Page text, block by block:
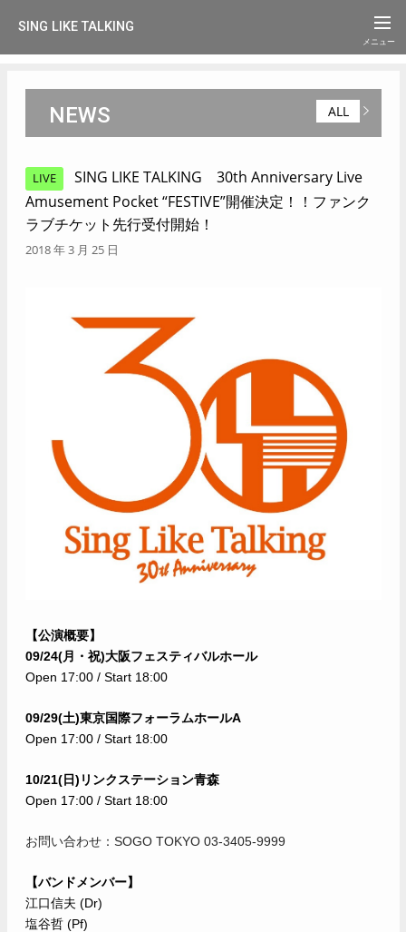
SING LIKE TALKING
NEWS ALL
LIVE
SING LIKE TALKING 30th Anniversary Live
Amusement Pocket “FESTIVE”開催決定！！ファンク
ラブチケット先行受付開始！
2018 年 3 月 25 日
【公演概要】
09/24(月・祝)大阪フェスティバルホール
Open 17:00 / Start 18:00
09/29(土)東京国際フォーラムホールA
Open 17:00 / Start 18:00
10/21(日)リンクステーション青森
Open 17:00 / Start 18:00
お問い合わせ：SOGO TOKYO 03-3405-9999
【バンドメンバー】
江口信夫 (Dr)
塩谷哲 (Pf)